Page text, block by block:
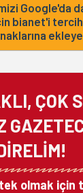
Google'da
bianet'i
ÇOK
olmak için